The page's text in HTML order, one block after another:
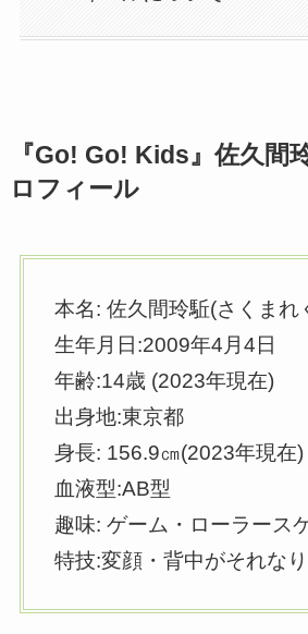
『Go! Go! Kids』佐久間
ロフィール
本名: 佐久間玲駈(さくまれ
生年月日:2009年4月4日
年齢:14歳 (2023年現在)
出身地:東京都
身長: 156.9㎝(2023年現在)
血液型:AB型
趣味: ゲーム・ローラース
特技:変顔・背中がそれな